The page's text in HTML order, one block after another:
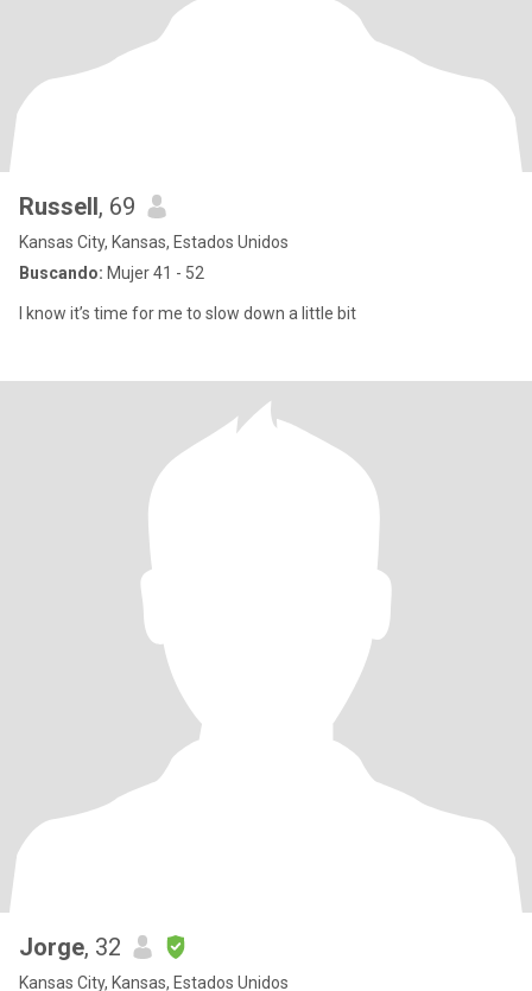
Russell, 69
Kansas City, Kansas, Estados Unidos
Buscando: Mujer 41 - 52
I know it’s time for me to slow down a little bit
Jorge, 32
Kansas City, Kansas, Estados Unidos